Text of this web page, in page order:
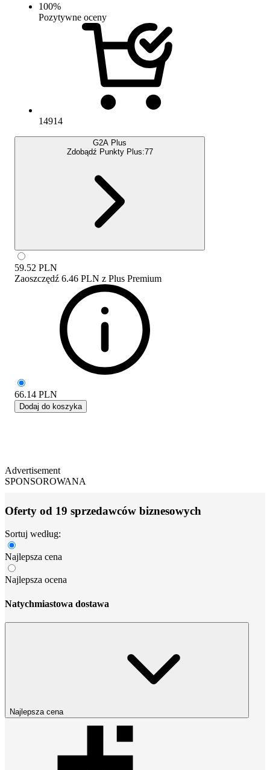
100%
Pozytywne oceny
14914
G2A Plus
Zdobądź Punkty Plus:77
59.52 PLN
Zaoszczędź 6.46 PLN z Plus Premium
66.14 PLN
Dodaj do koszyka
Advertisement
SPONSOROWANA
Oferty od 19 sprzedawców biznesowych
Sortuj według:
Najlepsza cena
Najlepsza ocena
Natychmiastowa dostawa
Najlepsza cena